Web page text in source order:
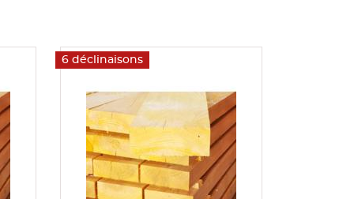
6 déclinaisons